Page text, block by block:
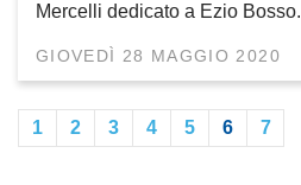
Mercelli dedicato a Ezio Bosso.
GIOVEDÌ 28 MAGGIO 2020
1 2 3 4 5 6 7